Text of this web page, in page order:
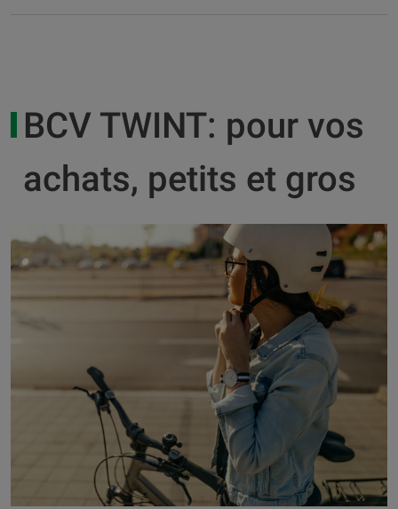
BCV TWINT: pour vos
achats, petits et gros